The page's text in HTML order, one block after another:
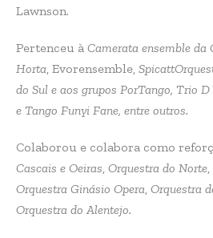
Lawnson.
Pertenceu à Camerata ensemble da
Horta, Evorensemble,
do Sul e aos grupos PorTango, Trio
e Tango Funyi Fane, entre outros.
Colaborou e colabora como
Cascais e Oeiras, Orquestra do Norte,
Orquestra Ginásio Opera, Orquestra
Orquestra do Alentejo.